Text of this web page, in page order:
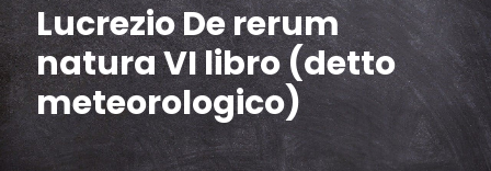
Lucrezio De rerum
natura VI libro (detto
meteorologico)